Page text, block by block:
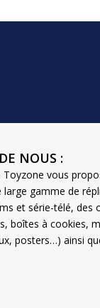
NOUS :
vous
large gamme de
et série-télé, des
boîtes à cookies,
posters…) ainsi